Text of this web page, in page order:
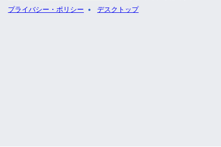
プライバシー・ポリシー
デスクトップ